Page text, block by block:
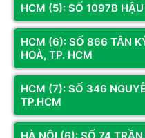
Đừng để những tiếng giật
khắc đi săn quái vật đỉnh
Hoàng Long Computerđể
gamingmạnh mẽ, được
game bom tấn nặng ký.
Chúng tôi cam kết toàn bộ
chính hãng đạt chuẩn,
cùng chương trình mua
HCM (5): SỐ 1097B
HCM (6): SỐ 866 TÂN
HOÀ, TP. HCM
HCM (7): SỐ 346
TP.HCM
HÀ NỘI (6): SỐ 74